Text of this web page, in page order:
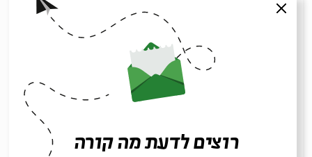
פרופ' חננאל מאק
סגור
רוצים לדעת מה קורה